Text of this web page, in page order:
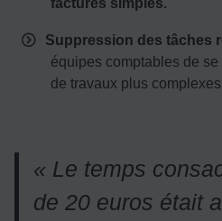
Suppression des tâches
équipes comptables de
de travaux plus
« Le temps
de 20 euros était